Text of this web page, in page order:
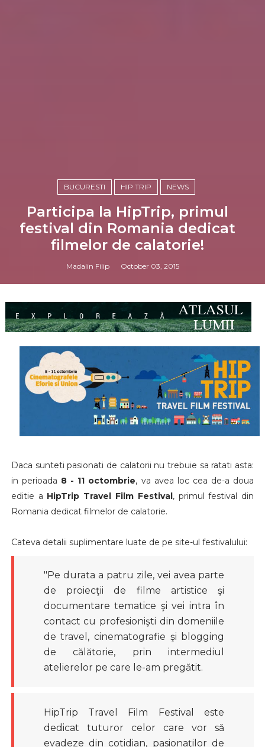
BUCURESTI HIP TRIP NEWS
Participa la HipTrip, primul
festival din Romania dedicat
filmelor de calatorie!
Madalin Filip October 03, 2015
Daca sunteti pasionati de calatorii nu trebuie sa ratati asta:
in perioada 8 - 11 octombrie, va avea loc cea de-a doua
editie a HipTrip Travel Film Festival, primul festival din
Romania dedicat filmelor de calatorie.
Cateva detalii suplimentare luate de pe site-ul festivalului:
"Pe durata a patru zile, vei avea parte
de proiecţii de filme artistice şi
documentare tematice şi vei intra în
contact cu profesionişti din domeniile
de travel, cinematografie şi blogging
de călătorie, prin intermediul
atelierelor pe care le-am pregătit.
HipTrip Travel Film Festival este
dedicat tuturor celor care vor să
evadeze din cotidian, pasionaţilor de